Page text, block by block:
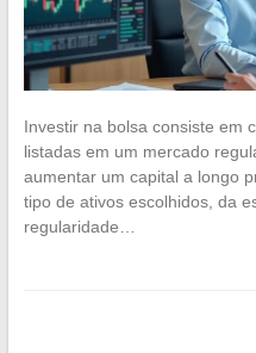
Investir na bolsa consiste em
listadas em um mercado
aumentar um capital a longo
tipo de ativos escolhidos, da
regularidade…